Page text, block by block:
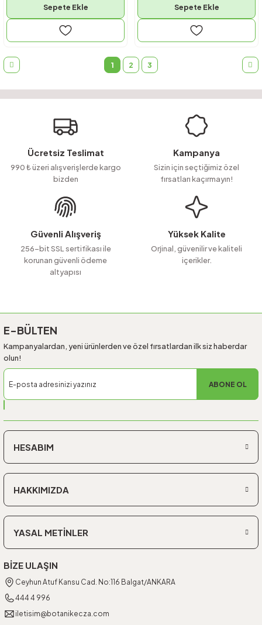
Sepete Ekle Sepete Ekle
1 2 3
Ücretsiz Teslimat
990 ₺ üzeri alışverişlerde kargo
bizden
Kampanya
Sizin için seçtiğimiz özel
fırsatları kaçırmayın!
Güvenli Alışveriş
256-bit SSL sertifikası ile
korunan güvenli ödeme
altyapısı
Yüksek Kalite
Orjinal, güvenilir ve kaliteli
içerikler.
E-BÜLTEN
Kampanyalardan, yeni ürünlerden ve özel fırsatlardan ilk siz haberdar
olun!
ABONE OL
HESABIM
HAKKIMIZDA
YASAL METİNLER
BİZE ULAŞIN
Ceyhun Atuf Kansu Cad. No:116 Balgat/ANKARA
444 4 996
iletisim@botanikecza.com